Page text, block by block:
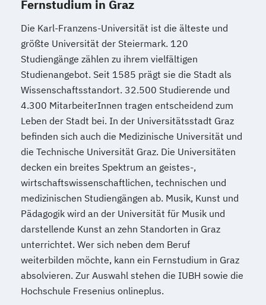
Leitungshandeln in der Pädagogik
Logistikmanagement Logopädie
MBA - Human Resource Management
(DE/EN)
Management (DE/EN)
Marketing
Marketing und digitale Medien
Marketingmanagement Maschinenbau
Master of Business Administration (DE/EN)
Mechatronik
Mediation und Konfliktmanagement
Mediendesign Medieninformatik
Medienmanagement
Medizinische Informatik
Medizintechnik
Modemanagement
Nachhaltiges Management New Work
Fernstudium in Graz
Die Karl-Franzens-Universität ist die älteste und
größte Universität der Steiermark. 120
Studiengänge zählen zu ihrem vielfältigen
Studienangebot. Seit 1585 prägt sie die Stadt als
Wissenschaftsstandort. 32.500 Studierende und
4.300 MitarbeiterInnen tragen entscheidend zum
Leben der Stadt bei. In der Universitätsstadt Graz
befinden sich auch die Medizinische Universität und
die Technische Universität Graz. Die Universitäten
decken ein breites Spektrum an geistes-,
wirtschaftswissenschaftlichen, technischen und
medizinischen Studiengängen ab. Musik, Kunst und
Pädagogik wird an der Universität für Musik und
darstellende Kunst an zehn Standorten in Graz
unterrichtet. Wer sich neben dem Beruf
weiterbilden möchte, kann ein Fernstudium in Graz
absolvieren. Zur Auswahl stehen die IUBH sowie die
Hochschule Fresenius onlineplus.